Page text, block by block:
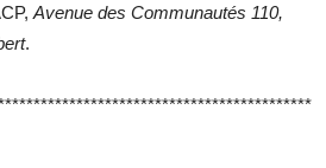
Avenue des Communautés 110,
.